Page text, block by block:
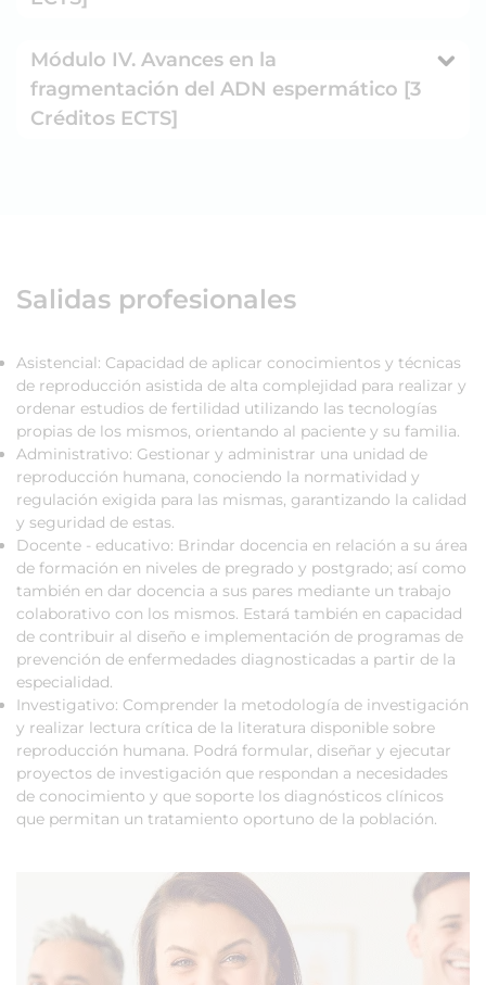
Módulo IV. Avances en la
fragmentación del ADN espermático [3
Créditos ECTS]
Salidas profesionales
Asistencial: Capacidad de aplicar conocimientos y técnicas
de reproducción asistida de alta complejidad para realizar y
ordenar estudios de fertilidad utilizando las tecnologías
propias de los mismos, orientando al paciente y su familia.
Administrativo: Gestionar y administrar una unidad de
reproducción humana, conociendo la normatividad y
regulación exigida para las mismas, garantizando la calidad
y seguridad de estas.
Docente - educativo: Brindar docencia en relación a su área
de formación en niveles de pregrado y postgrado; así como
también en dar docencia a sus pares mediante un trabajo
colaborativo con los mismos. Estará también en capacidad
de contribuir al diseño e implementación de programas de
prevención de enfermedades diagnosticadas a partir de la
especialidad.
Investigativo: Comprender la metodología de investigación
y realizar lectura crítica de la literatura disponible sobre
reproducción humana. Podrá formular, diseñar y ejecutar
proyectos de investigación que respondan a necesidades
de conocimiento y que soporte los diagnósticos clínicos
que permitan un tratamiento oportuno de la población.